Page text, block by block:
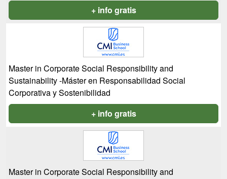
+ info gratis
Master in Corporate Social Responsibility and
Sustainability -Máster en Responsabilidad Social
Corporativa y Sostenibilidad
+ info gratis
Master in Corporate Social Responsibility and